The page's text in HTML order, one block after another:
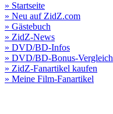
» Startseite
» Neu auf ZidZ.com
» Gästebuch
» ZidZ-News
» DVD/BD-Infos
» DVD/BD-Bonus-Vergleich
» ZidZ-Fanartikel kaufen
» Meine Film-Fanartikel